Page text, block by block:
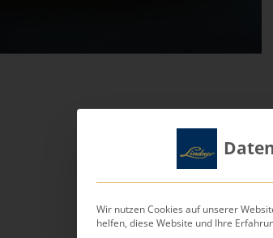
Wir nutzen Cookies auf unserer
helfen, diese Website und Ihre